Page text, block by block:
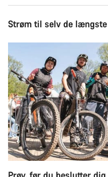
Strøm til selv de længste